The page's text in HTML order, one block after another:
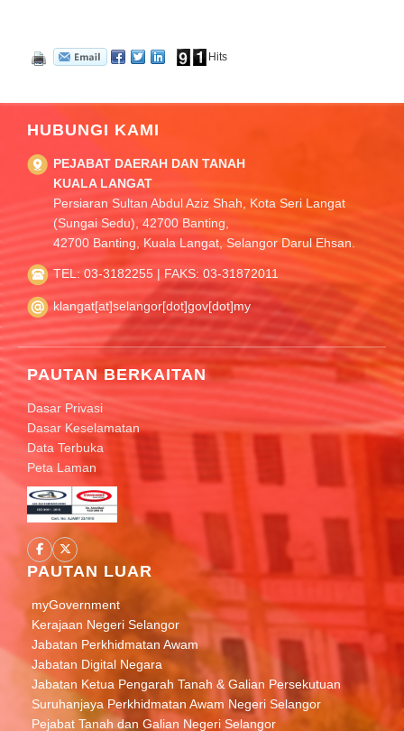
Hits
HUBUNGI KAMI
PEJABAT DAERAH DAN TANAH
KUALA LANGAT
Persiaran Sultan Abdul Aziz Shah, Kota Seri Langat
(Sungai Sedu), 42700 Banting,
42700 Banting, Kuala Langat, Selangor Darul Ehsan.
TEL: 03-3182255 | FAKS: 03-31872011
klangat[at]selangor[dot]gov[dot]my
PAUTAN BERKAITAN
Dasar Privasi
Dasar Keselamatan
Data Terbuka
Peta Laman
PAUTAN LUAR
myGovernment
Kerajaan Negeri Selangor
Jabatan Perkhidmatan Awam
Jabatan Digital Negara
Jabatan Ketua Pengarah Tanah & Galian Persekutuan
Suruhanjaya Perkhidmatan Awam Negeri Selangor
Pejabat Tanah dan Galian Negeri Selangor